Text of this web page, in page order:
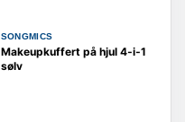
SONGMICS
Makeupkuffert på hjul 4‑i‑1
sølv